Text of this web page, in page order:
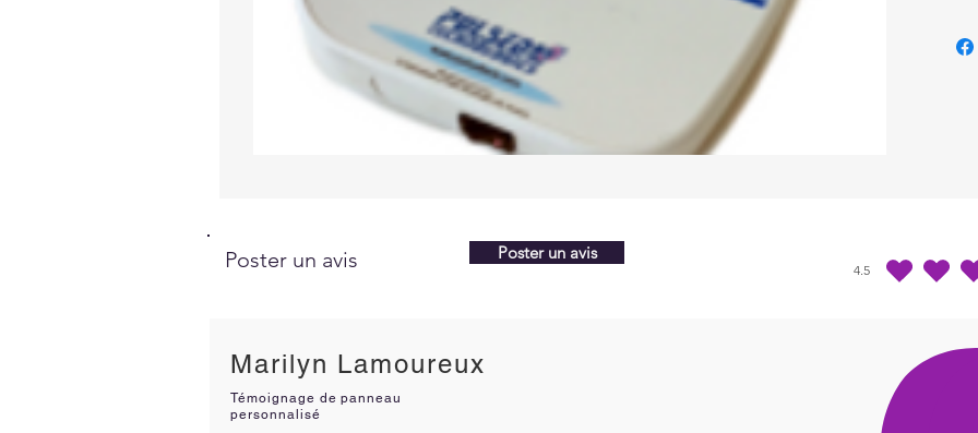
Poster un avis Poster un avis
4.5
la note moyenne est
Marilyn Lamoureux
Témoignage de panneau
personnalisé